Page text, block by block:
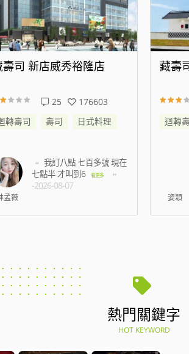
壽司 八德興豐路店
15
106846
轉壽司
壽司 日式料理
姿穎
115.2/18日晚上8店45分
我帶小朋 看更多
-2026-02-19
藏壽
迴轉
王振洋
熱門關鍵字
HOT KEYWORD